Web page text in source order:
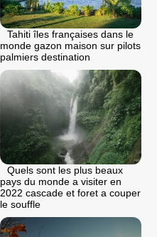
Tahiti îles françaises dans le
monde gazon maison sur pilots
palmiers destination
Quels sont les plus beaux
pays du monde a visiter en
2022 cascade et foret a couper
le souffle